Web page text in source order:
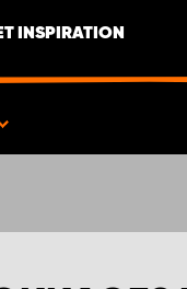
INSPIRATION